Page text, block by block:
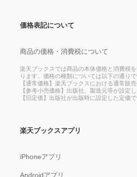
価格表記について
商品の価格・消費税について
楽天ブックスでは商品の本体価格と消費税
ります。価格の種類については以下の通りで
【通常価格】楽天ブックスにおける通常販売
【参考小売価格】出版社、製造元等が設定し
【旧定価】出版社が出版時に設定した定価で
楽天ブックスアプリ
iPhoneアプリ
Androidアプリ